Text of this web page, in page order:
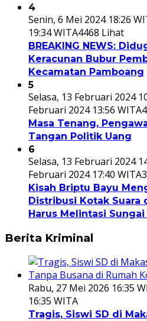
4
Senin, 6 Mei 2024 18:26
19:34 WITA4468 Lihat
BREAKING NEWS:
Keracunan Bubur
Kecamatan Pamboang
5
Selasa, 13 Februari 2024
Februari 2024 13:56 WITA
Masa Tenang,
Tangan Politik Uang
6
Selasa, 13 Februari 2024
Februari 2024 17:40 WITA
Kisah Briptu Bayu
Distribusi Kotak Suara
Harus Melintasi
Berita Kriminal
Rabu, 27 Mei 2026 16:35
16:35 WITA
Tragis, Siswi SD di